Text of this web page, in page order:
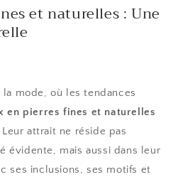
et naturelles : Une
mode, où les tendances
en pierres fines et naturelles
Leur attrait ne réside pas
évidente, mais aussi dans leur
ses inclusions, ses motifs et